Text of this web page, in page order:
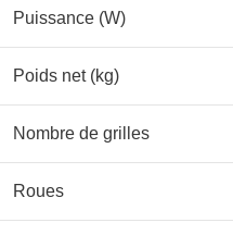
Puissance (W)
Poids net (kg)
Nombre de grilles
Roues